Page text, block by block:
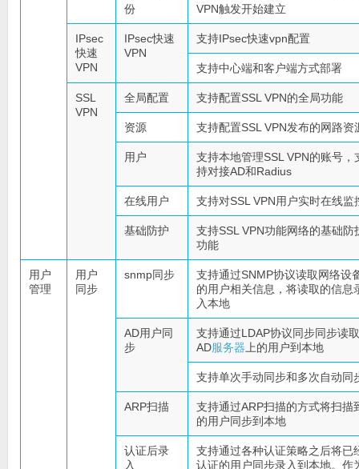
份
VPN触发开始建立
IPsec
快速
VPN
IPsec快速
VPN
支持IPsec快速vpn配置
支持中心端和客户端方式部署
SSL
VPN
全局配置 支持配置SSL VPN的全局功能
资源 支持配置SSL VPN发布的网路资
用户
支持本地管理SSL VPN的账号，
持对接AD和Radius
在线用户 支持对SSL VPN用户实时在线监
基础防护
支持SSL VPN功能网络的基础防
功能
用户
管理
用户
同步
snmp同步
支持通过SNMP协议读取网络设
的用户相关信息，将读取的信息
入本地
AD用户同
步
支持通过LDAP协议同步同步读取
AD服务器 上的用户到本地
支持单次手动同步和多次自动同
ARP扫描
支持通过ARP扫描的方式将扫描
的用户同步到本地
认证后录
入
支持通过各种认证策略之后将已
认证的用户同步录入到本地。作